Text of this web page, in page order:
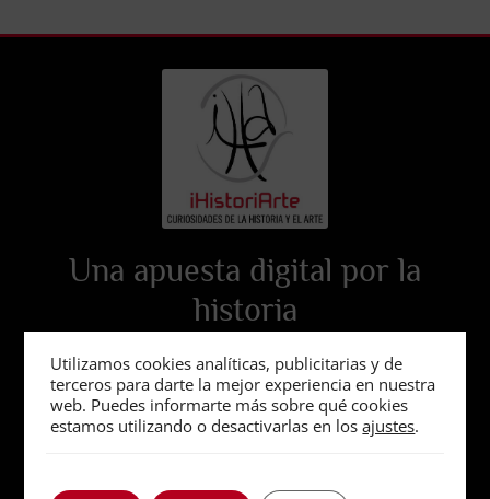
Una apuesta digital por la
historia
Utilizamos cookies analíticas, publicitarias y de
terceros para darte la mejor experiencia en nuestra
web. Puedes informarte más sobre qué cookies
estamos utilizando o desactivarlas en losajustes.